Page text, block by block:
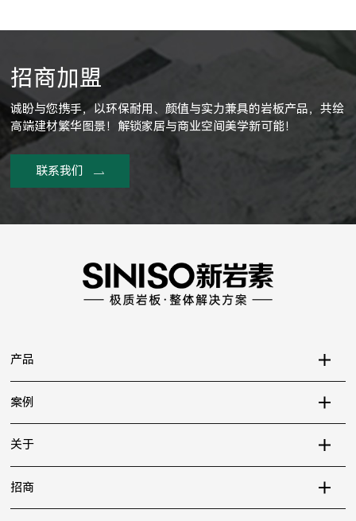
招商加盟
诚盼与您携手，以环保耐用、颜值与实力兼具的岩板产品，共绘
高端建材繁华图景！解锁家居与商业空间美学新可能！
联系我们
产品
案例
关于
招商